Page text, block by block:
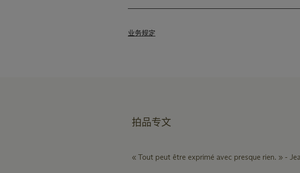
业务规定
拍品专文
« Tout peut être exprimé avec presque rien. » -